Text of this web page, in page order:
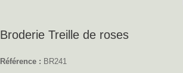
Broderie Treille de roses
Référence : BR241